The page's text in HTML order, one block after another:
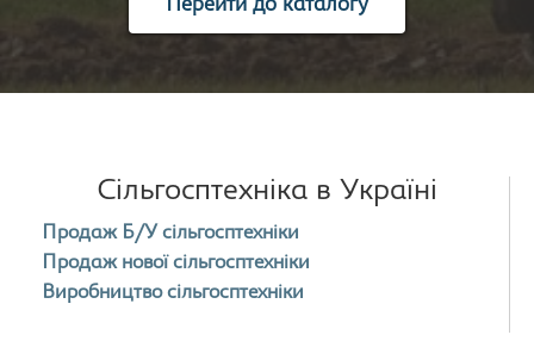
Перейти до каталогу
Сільгосптехніка в Україні
Продаж Б/У сільгосптехніки
Продаж нової сільгосптехніки
Виробництво сільгосптехніки